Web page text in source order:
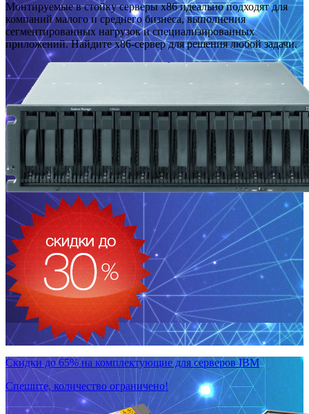
Монтируемые в стойку серверы x86 идеально подходят для
компаний малого и среднего бизнеса, выполнения
сегментированных нагрузок и специализированных
приложений. Найдите x86-сервер для решения любой задачи.
Скидки до 65% на комплектующие для серверов IBM
Спешите, количество ограничено!